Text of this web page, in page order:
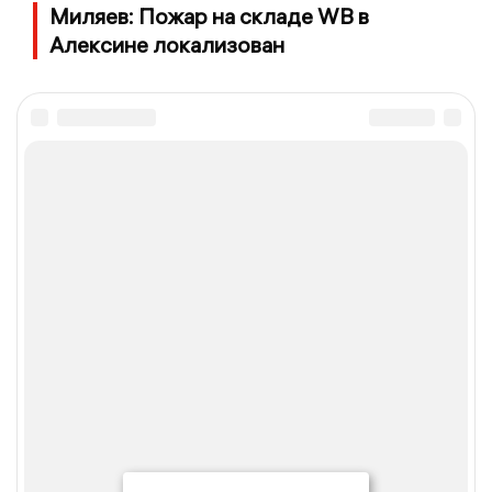
Миляев: Пожар на складе WB в
Алексине локализован